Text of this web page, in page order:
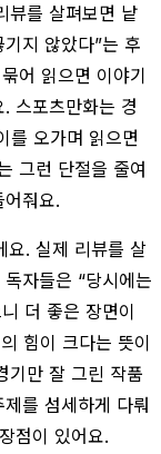
뷰를 살펴보면 낱
지 않았다”는 후
어 읽으면 이야기
스포츠만화는 경
를 오가며 읽으면
그런 단절을 줄여
줘요.
요. 실제 리뷰를 살
자들은 “당시에는
더 좋은 장면이
힘이 크다는 뜻이
기만 잘 그린 작품
를 섬세하게 다뤄
점이 있어요.